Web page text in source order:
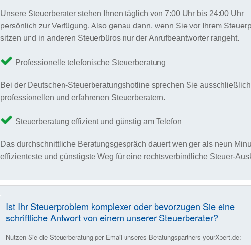
Unsere Steuerberater stehen Ihnen täglich von 7:00 Uhr bis 24:00 Uhr
persönlich zur Verfügung. Also genau dann, wenn Sie vor Ihrem
sitzen und in anderen Steuerbüros nur der Anrufbeantworter rangeht.
Professionelle telefonische Steuerberatung
Bei der Deutschen-Steuerberatungshotline sprechen Sie
professionellen und erfahrenen Steuerberatern.
Steuerberatung effizient und günstig am Telefon
Das durchschnittliche Beratungsgespräch dauert weniger als neun
effizienteste und günstigste Weg für eine rechtsverbindliche Steuer-